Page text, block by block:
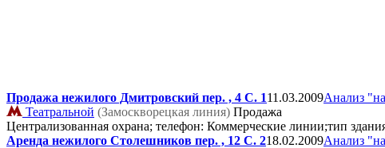
Продажа нежилого Дмитровский пер. , 4 C. 111.03.2009Анализ
Театральной (Замоскворецкая линия) Продажа
Централизованная охрана; телефон: Коммерческие линии;тип
Аренда нежилого Столешников пер. , 12 C. 218.02.2009Анализ